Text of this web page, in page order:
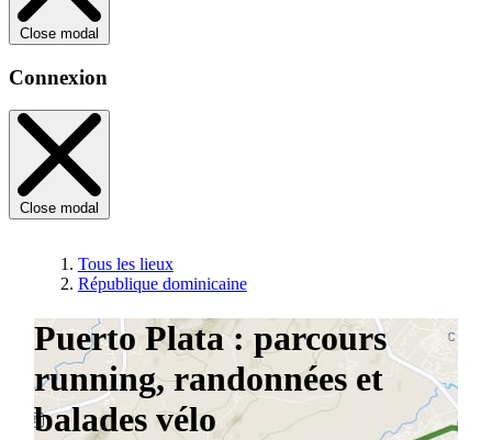
Close modal
Connexion
Close modal
Tous les lieux
République dominicaine
Puerto Plata : parcours
running, randonnées et
balades vélo